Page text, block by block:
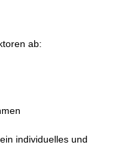
ab:
individuelles und